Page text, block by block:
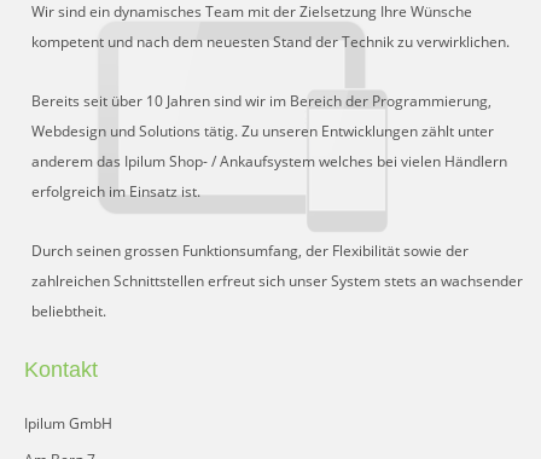
Liveeditor
Wir sind ein dynamisches Team mit der Zielsetzung Ihre Wünsche
kompetent und nach dem neuesten Stand der Technik zu verwirklichen.
Bereits seit über 10 Jahren sind wir im Bereich der Programmierung,
Webdesign und Solutions tätig. Zu unseren Entwicklungen zählt unter
anderem das Ipilum Shop- / Ankaufsystem welches bei vielen Händlern
erfolgreich im Einsatz ist.
Durch seinen grossen Funktionsumfang, der Flexibilität sowie der
zahlreichen Schnittstellen erfreut sich unser System stets an wachsender
beliebtheit.
Kontakt
Ipilum GmbH